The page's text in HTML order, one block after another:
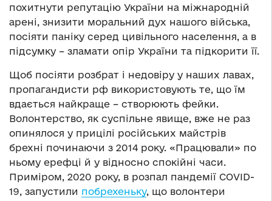
похитнути репутацію України на міжнародній
арені, знизити моральний дух нашого війська,
посіяти паніку серед цивільного населення, а в
підсумку – зламати опір України та підкорити її.
Щоб посіяти розбрат і недовіру у наших лавах,
пропагандисти рф використовують те, що їм
вдається найкраще – створюють фейки.
Волонтерство, як суспільне явище, вже не раз
опинялося у прицілі російських майстрів
брехні починаючи з 2014 року. «Працювали» по
ньому ерефці й у відносно спокійні часи.
Приміром, 2020 року, в розпал пандемії COVID-
19, запустили побрехеньку, що волонтери